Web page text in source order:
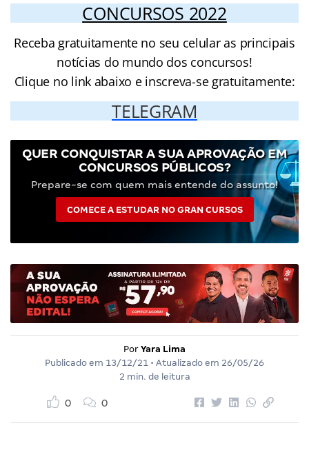
CONCURSOS 2022
Receba gratuitamente no seu celular as principais
notícias do mundo dos concursos!
Clique no link abaixo e inscreva-se gratuitamente:
TELEGRAM
QUER CONQUISTAR A SUA APROVAÇÃO EM
CONCURSOS PÚBLICOS?
Prepare-se com quem mais entende do assunto!
COMECE A ESTUDAR NO GRAN CURSOS
Por Yara Lima
Publicado em 13/12/21 • Atualizado em 26/05/26
2 min. de leitura
0 0